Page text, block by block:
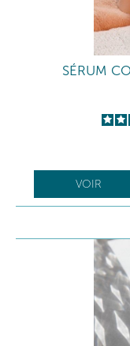
SÉRUM
VOIR